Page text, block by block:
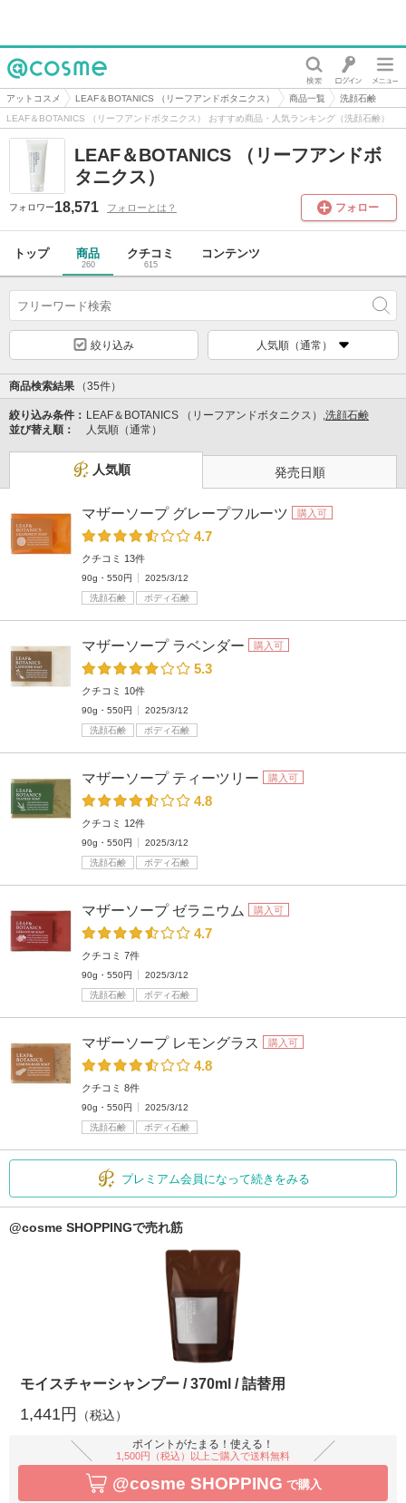
@cosme
アットコスメ LEAF＆BOTANICS （リーフアンドボタニクス） 商品一覧
洗顔石鹸
LEAF＆BOTANICS （リーフアンドボタニクス） おすすめ商品・人気ランキング（洗顔石鹸）
LEAF＆BOTANICS （リーフアンドボ
タニクス）
フォロワー18,571 フォローとは？ フォロー
トップ 商品
260
クチコミ
615
コンテンツ
絞り込み 人気順（通常）
商品検索結果 （35件）
絞り込み条件： LEAF＆BOTANICS （リーフアンドボタニクス）,洗顔石鹸
並び替え順：
人気順（通常）
人気順 発売日順
マザーソープ グレープフルーツ 購入可
4.7
クチコミ 13件
90g・550円
2025/3/12
洗顔石鹸
ボディ石鹸
マザーソープ ラベンダー 購入可
5.3
クチコミ 10件
90g・550円
2025/3/12
洗顔石鹸
ボディ石鹸
マザーソープ ティーツリー 購入可
4.8
クチコミ 12件
90g・550円
2025/3/12
洗顔石鹸
ボディ石鹸
マザーソープ ゼラニウム 購入可
4.7
クチコミ 7件
90g・550円
2025/3/12
洗顔石鹸
ボディ石鹸
マザーソープ レモングラス 購入可
4.8
クチコミ 8件
90g・550円
2025/3/12
洗顔石鹸
ボディ石鹸
プレミアム会員になって続きをみる
@cosme SHOPPINGで売れ筋
モイスチャーシャンプー / 370ml / 詰替用
1,441円 （税込）
ポイントがたまる！使える！
1,500円（税込）以上ご購入で送料無料
@cosme SHOPPING で購入